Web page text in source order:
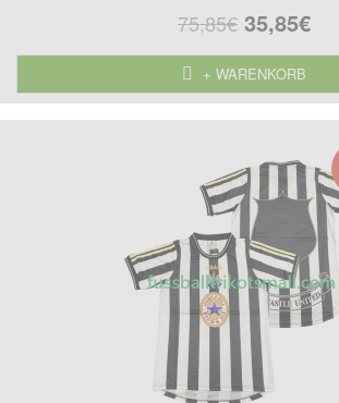
75,85€ 35,85€
+ WARENKORB